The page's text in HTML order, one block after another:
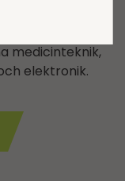
tekniska icke-
medicinteknik,
elektronik.